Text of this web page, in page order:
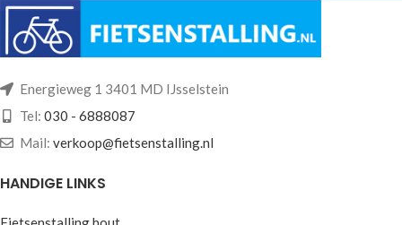
Energieweg 1 3401 MD IJsselstein
Tel: 030 - 6888087
Mail: verkoop@fietsenstalling.nl
HANDIGE LINKS